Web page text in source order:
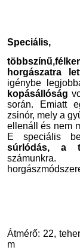
Speciális,
horgászatra
igénybe
kopásállóság
során. Emiatt
zsinór, mely a
ellenáll és nem
E speciális
súrlódás, a
Átmérő: 22,
m